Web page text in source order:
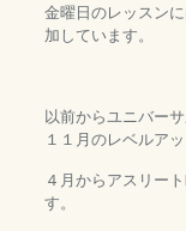
金曜日のレッスン
加しています。
以前からユニバー
１１月のレベルア
４月からアスリー
す。